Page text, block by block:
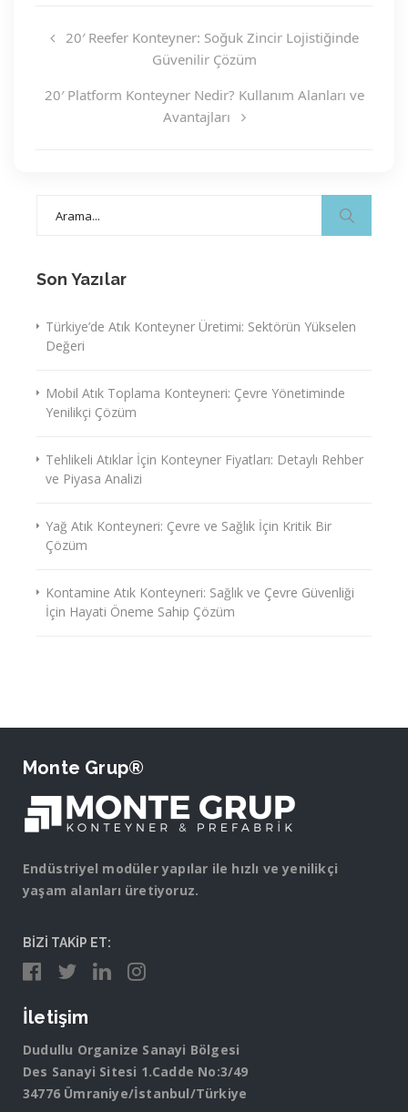
20′ Reefer Konteyner: Soğuk Zincir Lojistiğinde
Güvenilir Çözüm
20′ Platform Konteyner Nedir? Kullanım Alanları ve
Avantajları
Son Yazılar
Türkiye’de Atık Konteyner Üretimi: Sektörün Yükselen
Değeri
Mobil Atık Toplama Konteyneri: Çevre Yönetiminde
Yenilikçi Çözüm
Tehlikeli Atıklar İçin Konteyner Fiyatları: Detaylı Rehber
ve Piyasa Analizi
Yağ Atık Konteyneri: Çevre ve Sağlık İçin Kritik Bir
Çözüm
Kontamine Atık Konteyneri: Sağlık ve Çevre Güvenliği
İçin Hayati Öneme Sahip Çözüm
Monte Grup®
Endüstriyel modüler yapılar ile hızlı ve yenilikçi
yaşam alanları üretiyoruz.
BİZİ TAKİP ET:
İletişim
Dudullu Organize Sanayi Bölgesi
Des Sanayi Sitesi 1.Cadde No:3/49
34776 Ümraniye/İstanbul/Türkiye